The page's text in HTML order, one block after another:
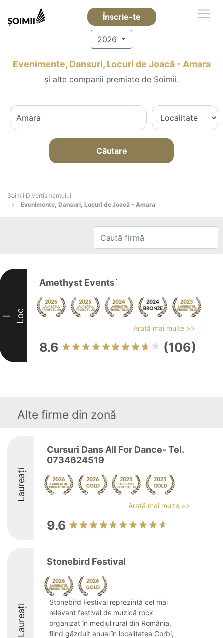
Înscrie-te
2026
Evenimente, Dansuri, Locuri de Joacă - Amara
și alte companii premiate de Șoimii.
Căutare
Şoimii Divertismentului
Evenimente, Dansuri, Locuri de Joacă - Amara
I Loc
Amethyst Events`
Arată mai multe >>
8.6 (106)
Alte firme din zonă
Laureați
Cursuri Dans All For Dance- Tel.
0734624519
Arată mai multe >>
9.6
Laureați
Stonebird Festival
Stonebird Festival reprezintă cel mai
relevant festival de muzică rock
organizat în mediul rural din România,
fiind găzduit anual în localitatea Corbi,